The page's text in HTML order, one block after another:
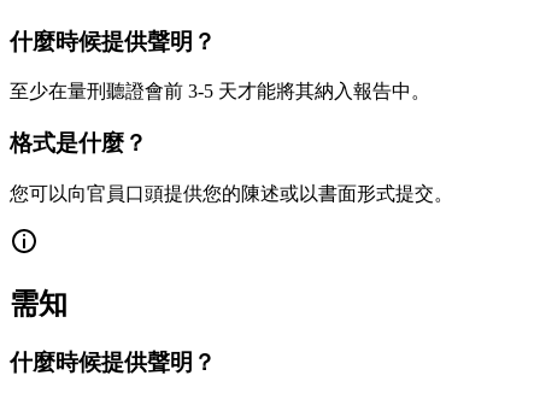
什麼時候提供聲明？
至少在量刑聽證會前 3-5 天才能將其納入報告中。
格式是什麼？
您可以向官員口頭提供您的陳述或以書面形式提交。
需知
什麼時候提供聲明？